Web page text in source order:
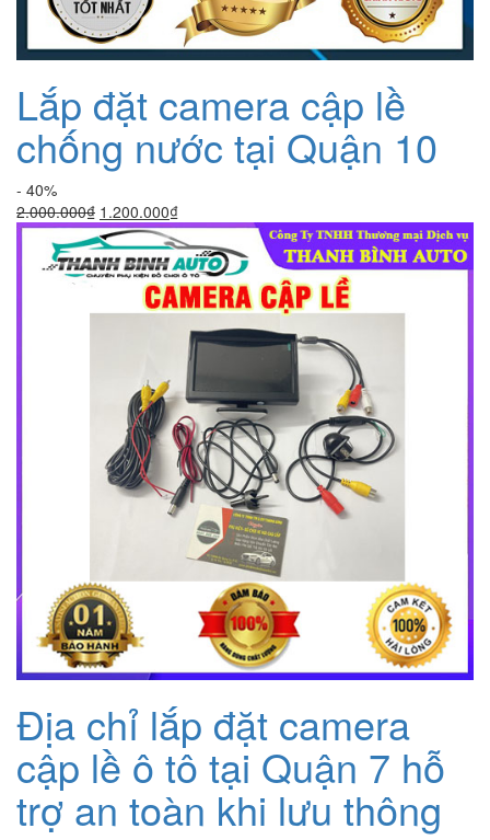
Lắp đặt camera cập lề
chống nước tại Quận 10
- 40%
2.000.000₫ Giá
gốc
là:
2.000.000₫.
1.200.000₫Giá
hiện
tại
là:
1.200.000₫.
Địa chỉ lắp đặt camera
cập lề ô tô tại Quận 7 hỗ
trợ an toàn khi lưu thông